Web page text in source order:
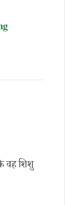
वह शिशु